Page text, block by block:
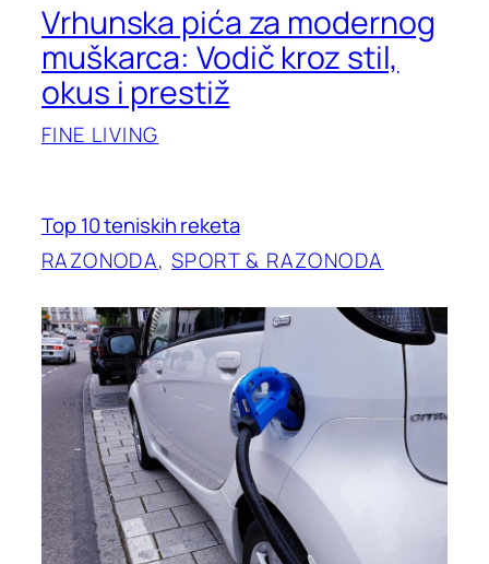
Vrhunska pića za modernog
muškarca: Vodič kroz stil,
okus i prestiž
FINE LIVING
Top 10 teniskih reketa
RAZONODA, SPORT & RAZONODA